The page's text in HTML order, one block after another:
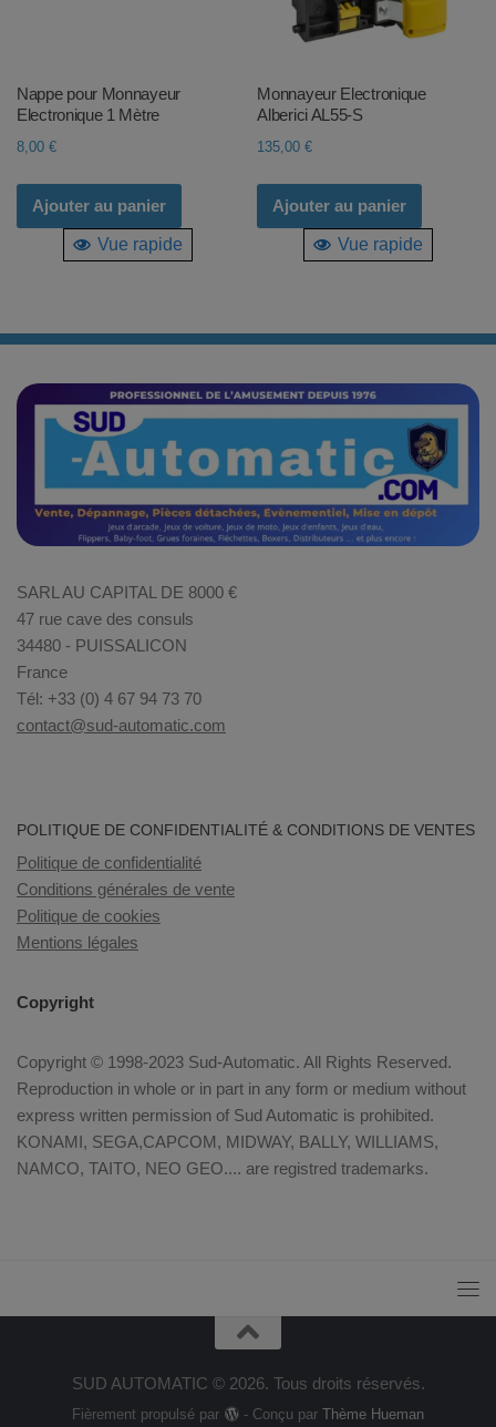
Nappe pour Monnayeur
Electronique 1 Mètre
8,00 €
Ajouter au panier
Vue rapide
Monnayeur Electronique
Alberici AL55-S
135,00€
Ajouter au panier
Vue rapide
SARL AU CAPITAL DE 8000 €
47 rue cave des consuls
34480 - PUISSALICON
France
Tél: +33 (0) 4 67 94 73 70
contact@sud-automatic.com
POLITIQUE DE CONFIDENTIALITÉ & CONDITIONS DE VENTES
Politique de confidentialité
Conditions générales de vente
Politique de cookies
Mentions légales
Copyright
Copyright © 1998-2023 Sud-Automatic. All Rights Reserved.
Reproduction in whole or in part in any form or medium without
express written permission of Sud Automatic is prohibited.
KONAMI, SEGA,CAPCOM, MIDWAY, BALLY, WILLIAMS,
NAMCO, TAITO, NEO GEO.... are registred trademarks.
SUD AUTOMATIC © 2026. Tous droits réservés.
Fièrement propulsé par - Conçu par Thème Hueman